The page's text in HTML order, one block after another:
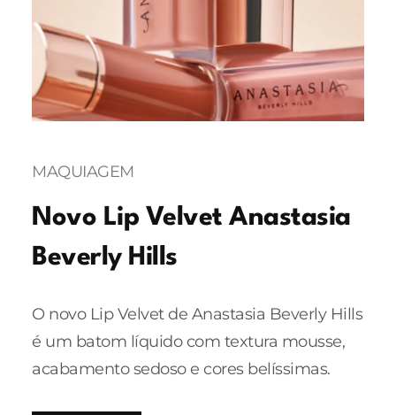
MAQUIAGEM
Novo Lip Velvet Anastasia
Beverly Hills
O novo Lip Velvet de Anastasia Beverly Hills
é um batom líquido com textura mousse,
acabamento sedoso e cores belíssimas.